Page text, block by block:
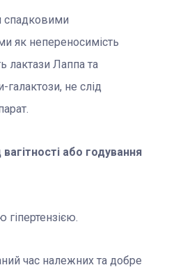
спадковими
як непереносимість
лактази Лаппа та
не слід
або годування
гіпертензією.
час належних та добре